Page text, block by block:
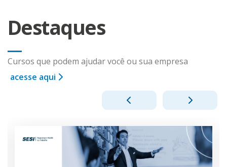
Destaques
Cursos que podem ajudar você ou sua empresa
acesse aqui